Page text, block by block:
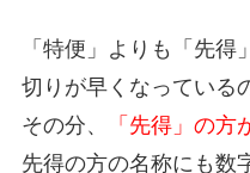
「特便」よりも「先
切りが早くなっている
その分、
「先得」の方
先得の方の名称にも数